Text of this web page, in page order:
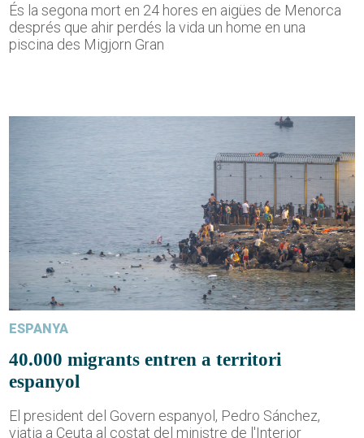
És la segona mort en 24 hores en aigües de Menorca
després que ahir perdés la vida un home en una
piscina des Migjorn Gran
ESPANYA
40.000 migrants entren a territori
espanyol
El president del Govern espanyol, Pedro Sánchez,
viatja a Ceuta al costat del ministre de l'Interior